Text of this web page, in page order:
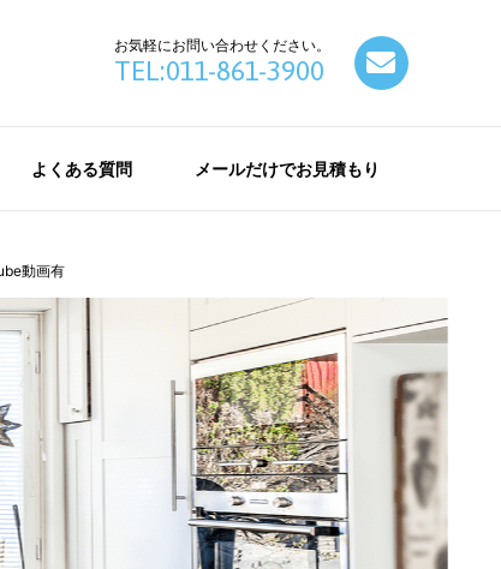
お気軽にお問い合わせください。
TEL:011-861-3900
よくある質問 メールだけでお見積もり
動画有